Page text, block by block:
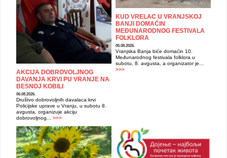
AKCIJA DOBROVOLJNOG
DAVANJA KRVI PU VRANJE NA
BESNOJ KOBILI
06.08.2026.
Društvo dobrovoljnih davalaca krvi
Policijske uprave u Vranju, u subotu 8.
avgusta, organizuje akciju
dobrovoljnog... >>>
KUD VRELAC U VRANJSKOJ
BANJI DOMAĆIN
MEĐUNARODNOG FESTIVALA
FOLKLORA
05.08.2026.
Vranjska Banja biće domaćin 10.
Međunarodnog festivala folklora u
subotu, 8. avgusta, a organizator je...
>>>